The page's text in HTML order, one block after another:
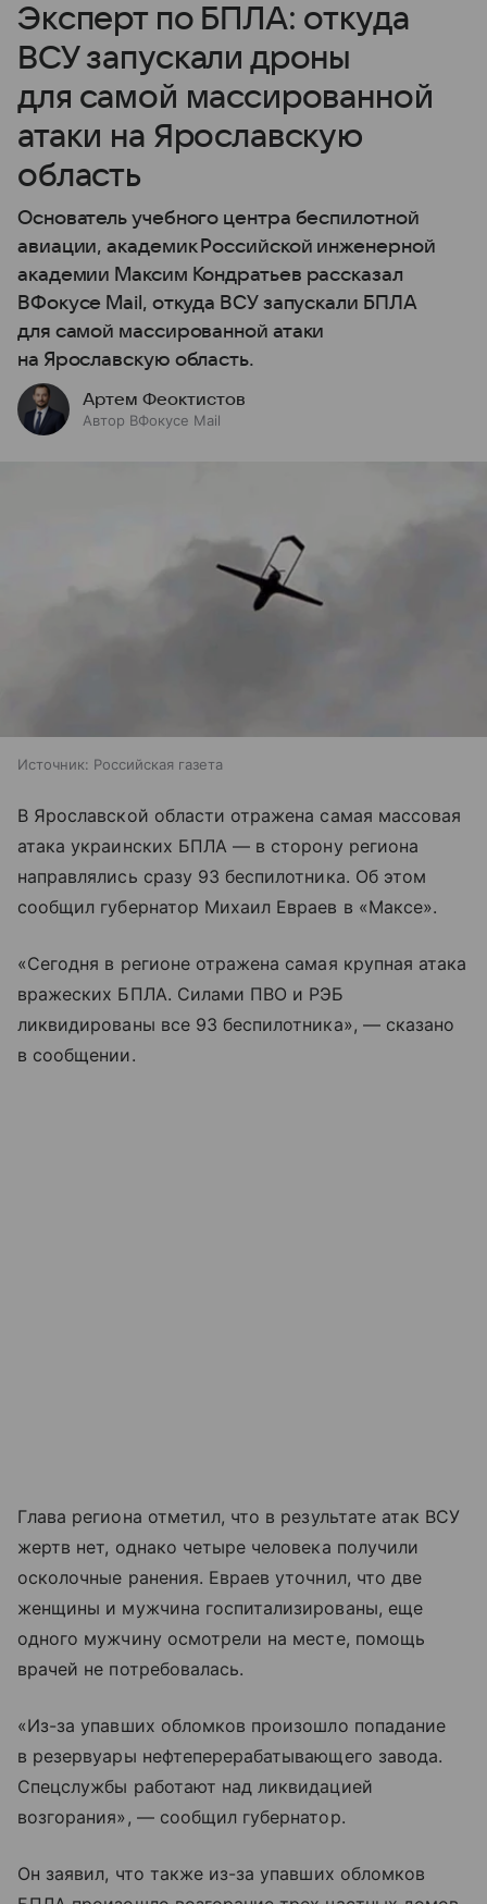
Эксперт по БПЛА: откуда
ВСУ запускали дроны
для самой массированной
атаки на Ярославскую
область
Основатель учебного центра беспилотной
авиации, академик Российской инженерной
академии Максим Кондратьев рассказал
ВФокусе Mail, откуда ВСУ запускали БПЛА
для самой массированной атаки
на Ярославскую область.
Артем Феоктистов
Автор ВФокусе Mail
Источник: Российская газета
В Ярославской области отражена самая массовая
атака украинских БПЛА — в сторону региона
направлялись сразу 93 беспилотника. Об этом
сообщил губернатор Михаил Евраев в «Максе».
«Сегодня в регионе отражена самая крупная атака
вражеских БПЛА. Силами ПВО и РЭБ
ликвидированы все 93 беспилотника», — сказано
в сообщении.
Глава региона отметил, что в результате атак ВСУ
жертв нет, однако четыре человека получили
осколочные ранения. Евраев уточнил, что две
женщины и мужчина госпитализированы, еще
одного мужчину осмотрели на месте, помощь
врачей не потребовалась.
«Из-за упавших обломков произошло попадание
в резервуары нефтеперерабатывающего завода.
Спецслужбы работают над ликвидацией
возгорания», — сообщил губернатор.
Он заявил, что также из-за упавших обломков